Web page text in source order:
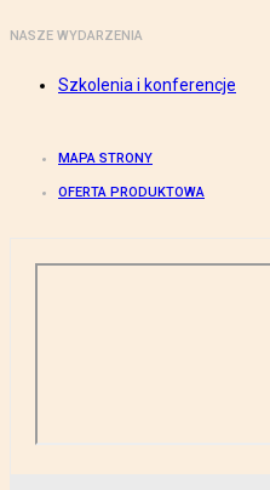
NASZE WYDARZENIA
Szkolenia i konferencje
MAPA STRONY
OFERTA PRODUKTOWA